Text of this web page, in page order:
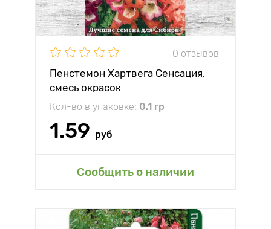
0 отзывов
Пенстемон Хартвега Сенсация,
смесь окрасок
Кол-во в упаковке: 0.1 гр
1.59 руб
Сообщить о наличии